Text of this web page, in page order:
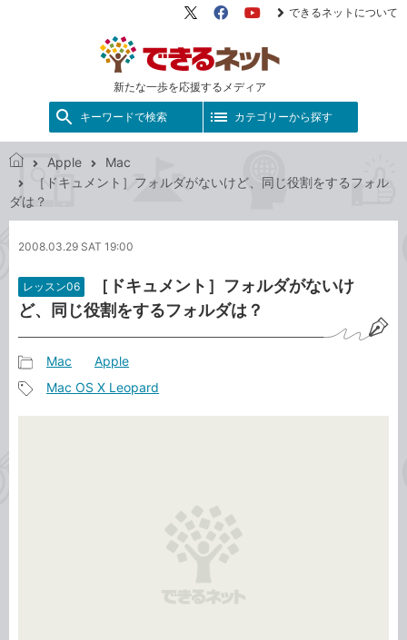
新たな一歩を応援するメディア
X（旧
FacebookYouTube
できるネットについて
キーワードで検索 カテゴリーから探す
き
ッ
Apple
Mac
［ドキュメント］フォルダがないけど、同じ役割をするフォル
ダは？
2008.03.29 SAT 19:00
レッスン06
［ドキュメント］フォルダがないけ
ど、同じ役割をするフォルダは？
事
カ
Mac Apple
Mac OS X Leopard